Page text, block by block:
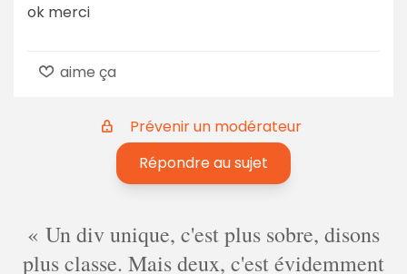
ok merci
aime ça
Prévenir un modérateur
Répondre au sujet
Un div unique, c'est plus sobre, disons
plus classe. Mais deux, c'est évidemment